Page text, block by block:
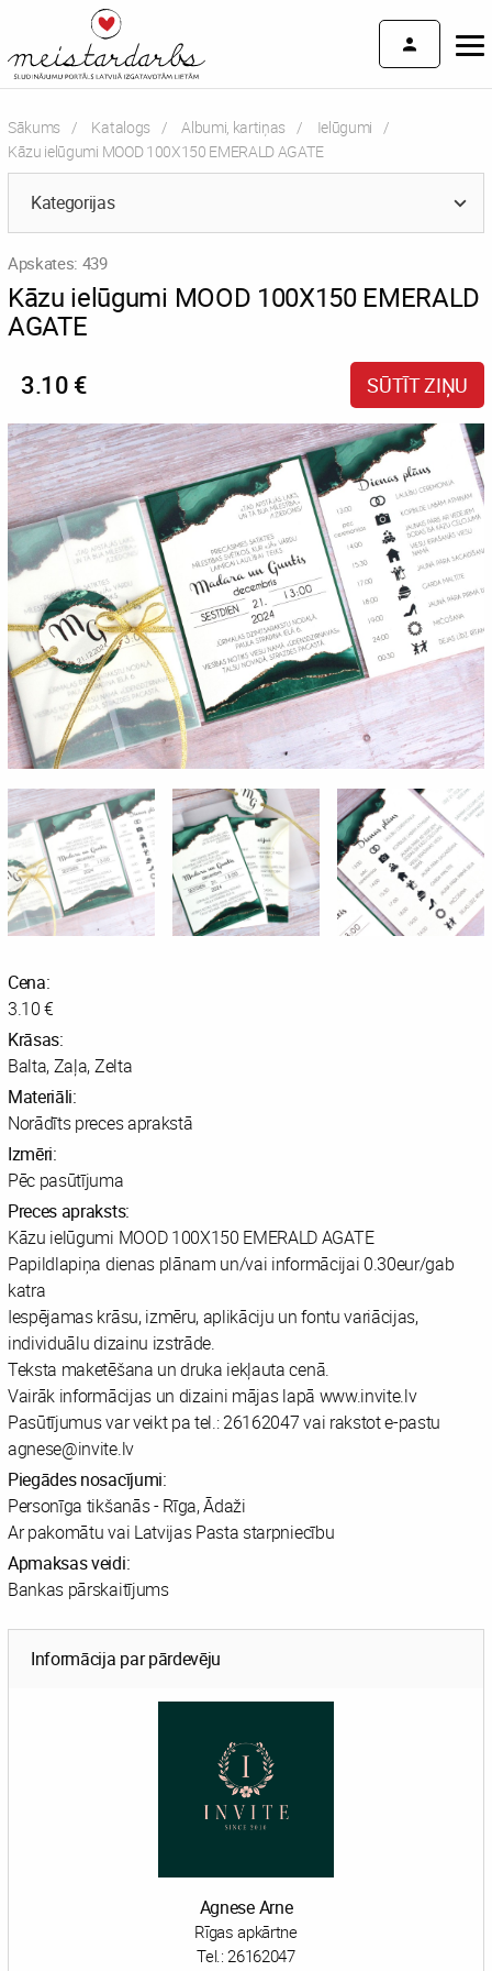
Sākums Katalogs Albumi, kartiņas
Ielūgumi
Current:
Kāzu ielūgumi MOOD 100X150 EMERALD AGATE
Kategorijas
Apskates: 439
Kāzu ielūgumi MOOD 100X150 EMERALD
AGATE
3.10 € SŪTĪT ZIŅU
Cena:
3.10 €
Krāsas:
Balta, Zaļa, Zelta
Materiāli:
Norādīts preces aprakstā
Izmēri:
Pēc pasūtījuma
Preces apraksts:
Kāzu ielūgumi MOOD 100X150 EMERALD AGATE
Papildlapiņa dienas plānam un/vai informācijai 0.30eur/gab
katra
Iespējamas krāsu, izmēru, aplikāciju un fontu variācijas,
individuālu dizainu izstrāde.
Teksta maketēšana un druka iekļauta cenā.
Vairāk informācijas un dizaini mājas lapā www.invite.lv
Pasūtījumus var veikt pa tel.: 26162047 vai rakstot e-pastu
agnese@invite.lv
Piegādes nosacījumi:
Personīga tikšanās - Rīga, Ādaži
Ar pakomātu vai Latvijas Pasta starpniecību
Apmaksas veidi:
Bankas pārskaitījums
Informācija par pārdevēju
Agnese Arne
Rīgas apkārtne
Tel.:26162047